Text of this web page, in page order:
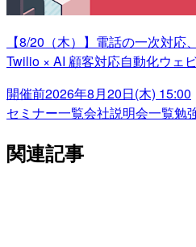
【8/20（木）】電話の一次対応
Twilio × AI 顧客対応自動化ウェ
開催前2026年8月20日(木) 15:00
セミナー一覧会社説明会一覧勉
関連記事